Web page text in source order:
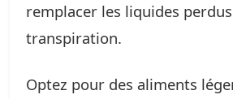
remplacer les liquides
transpiration.
Optez pour des aliments